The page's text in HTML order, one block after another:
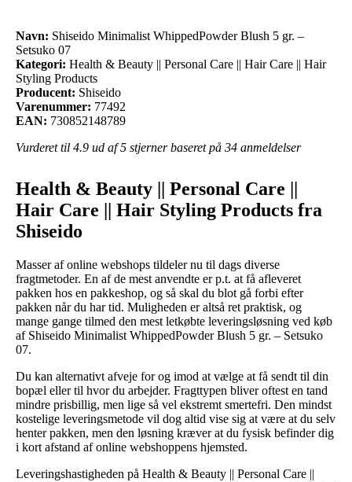
Navn: Shiseido Minimalist WhippedPowder Blush 5 gr. –
Setsuko 07
Kategori: Health & Beauty || Personal Care || Hair Care || Hair
Styling Products
Producent: Shiseido
Varenummer: 77492
EAN: 730852148789
Vurderet til 4.9 ud af 5 stjerner baseret på 34 anmeldelser
Health & Beauty || Personal Care ||
Hair Care || Hair Styling Products fra
Shiseido
Masser af online webshops tildeler nu til dags diverse
fragtmetoder. En af de mest anvendte er p.t. at få afleveret
pakken hos en pakkeshop, og så skal du blot gå forbi efter
pakken når du har tid. Muligheden er altså ret praktisk, og
mange gange tilmed den mest letkøbte leveringsløsning ved køb
af Shiseido Minimalist WhippedPowder Blush 5 gr. – Setsuko
07.
Du kan alternativt afveje for og imod at vælge at få sendt til din
bopæl eller til hvor du arbejder. Fragttypen bliver oftest en tand
mindre prisbillig, men lige så vel ekstremt smertefri. Den mindst
kostelige leveringsmetode vil dog altid vise sig at være at du selv
henter pakken, men den løsning kræver at du fysisk befinder dig
i kort afstand af online webshoppens hjemsted.
Leveringshastigheden på Health & Beauty || Personal Care ||